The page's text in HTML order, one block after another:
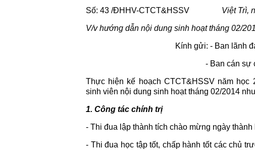
Số: 43 /ĐHHV-CTCT&HSSV Việt Trì,
V/v hướng dẫn nội dung sinh hoạt tháng 02/
Kính gửi: - Ban lãnh
- Ban cán sự
Thực hiện kế hoạch CTCT&HSSV năm
sinh viên nội dung sinh hoạt tháng 02/2014
1. Công tác chính trị
- Thi đua lập thành tích chào mừng ngày
- Thi đua học tập tốt, chấp hành tốt các chủ